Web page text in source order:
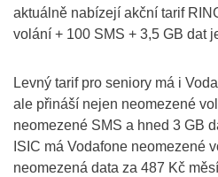
aktuálně nabízejí akční tarif
volání + 100 SMS + 3,5 GB dat
Levný tarif pro seniory má i
ale přináší nejen neomezené
neomezené SMS a hned 3 GB
ISIC má Vodafone neomezené
neomezená data za 487 Kč